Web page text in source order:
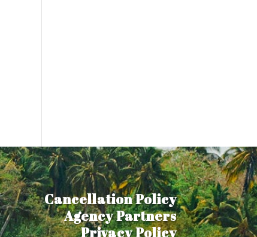
Cancellation Policy
Agency Partners
Privacy Policy